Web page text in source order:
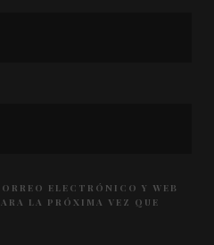
ELECTRÓNICO Y WEB
LA PRÓXIMA VEZ QUE